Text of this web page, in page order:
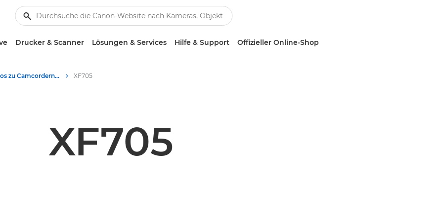
Drucker & Scanner Lösungen & Services Hilfe & Support Offizieller Online-Shop
Produktfotos zu Camcordern - Canon Presse Center XF705
XF705